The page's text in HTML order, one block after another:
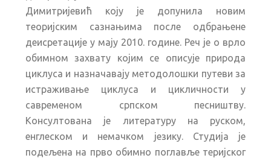
Димитријевић коју је допунила новим
теоријским сазнањима после одбрањене
деисретације у мају 2010. године. Реч је о врло
обимном захвату којим се описује природа
циклуса и назначавају методолошки путеви за
истраживање циклуса и цикличности у
савременом српском песништву.
Консултована је литературу на руском,
енглеском и немачком језику. Студија је
подељена на прво обимно поглавље теријског